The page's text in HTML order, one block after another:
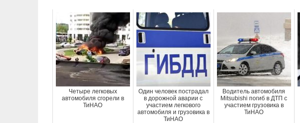
Четыре легковых
автомобиля сгорели в
ТиНАО
Один человек пострадал
в дорожной аварии с
участием легкового
автомобиля и грузовика в
ТиНАО
Водитель автомобиля
Mitsubishi погиб в ДТП с
участием грузовика в
ТиНАО